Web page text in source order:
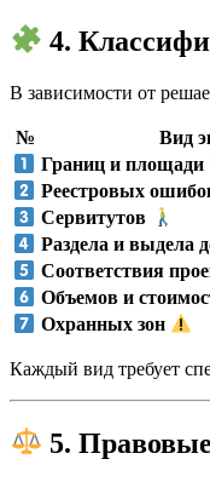
4.
В зависимости от
№ Вид
Границ и площади
Реестровых
Сервитутов
Раздела и выдела
Соответствия
Объемов и
Охранных зон
Каждый вид требует
5.